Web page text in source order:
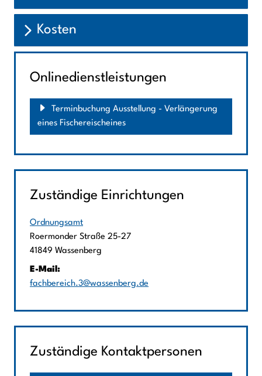
Kosten
Onlinedienstleistungen
Terminbuchung Ausstellung - Verlängerung
eines Fischereischeines
Zuständige Einrichtungen
Ordnungsamt
Straße:
Roermonder Straße Hausnummer:
25-27
PLZ:
41849 Ort:
Wassenberg
E-Mail:
fachbereich.3@wassenberg.de
Zuständige Kontaktpersonen